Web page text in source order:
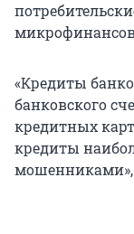
«Кредиты
банковского
кредитных
кредиты